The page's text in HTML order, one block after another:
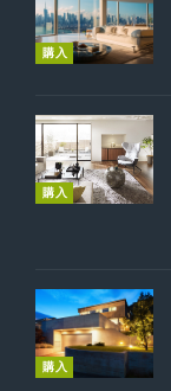
購入
購入
購入